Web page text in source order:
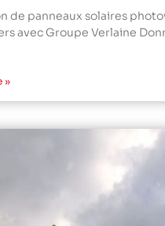
de panneaux solaires
avec Groupe Verlaine
»